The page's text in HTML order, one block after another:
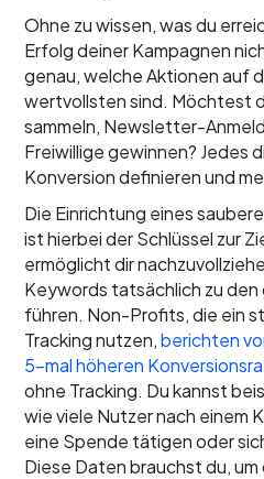
Ohne zu wissen, was du
Erfolg deiner Kampagnen
genau, welche Aktionen auf
wertvollsten sind. Möchtest
sammeln, Newsletter-
Freiwillige gewinnen? Jedes
Konversion definieren und
Die Einrichtung eines
ist hierbei der Schlüssel zur
ermöglicht dir
Keywords tatsächlich zu
führen. Non-Profits, die ein
Tracking nutzen,berichten
5-mal höheren
ohne Tracking. Du kannst
wie viele Nutzer nach einem
eine Spende tätigen oder
Diese Daten brauchst du,